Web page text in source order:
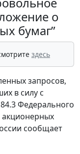
о
бумаг”
здесь
запросов,
в силу с
Федерального
акционерных
сообщает